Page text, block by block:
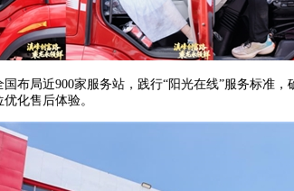
布局近900家服务站，践行“阳光在线”服务标准
化售后体验。